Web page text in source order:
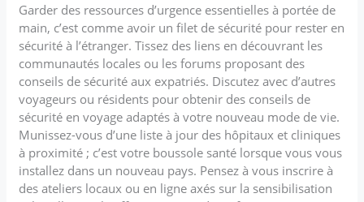
Garder des ressources d’urgence essentielles à portée de
main, c’est comme avoir un filet de sécurité pour rester en
sécurité à l’étranger. Tissez des liens en découvrant les
communautés locales ou les forums proposant des
conseils de sécurité aux expatriés. Discutez avec d’autres
voyageurs ou résidents pour obtenir des conseils de
sécurité en voyage adaptés à votre nouveau mode de vie.
Munissez-vous d’une liste à jour des hôpitaux et cliniques
à proximité ; c’est votre boussole santé lorsque vous vous
installez dans un nouveau pays. Pensez à vous inscrire à
des ateliers locaux ou en ligne axés sur la sensibilisation